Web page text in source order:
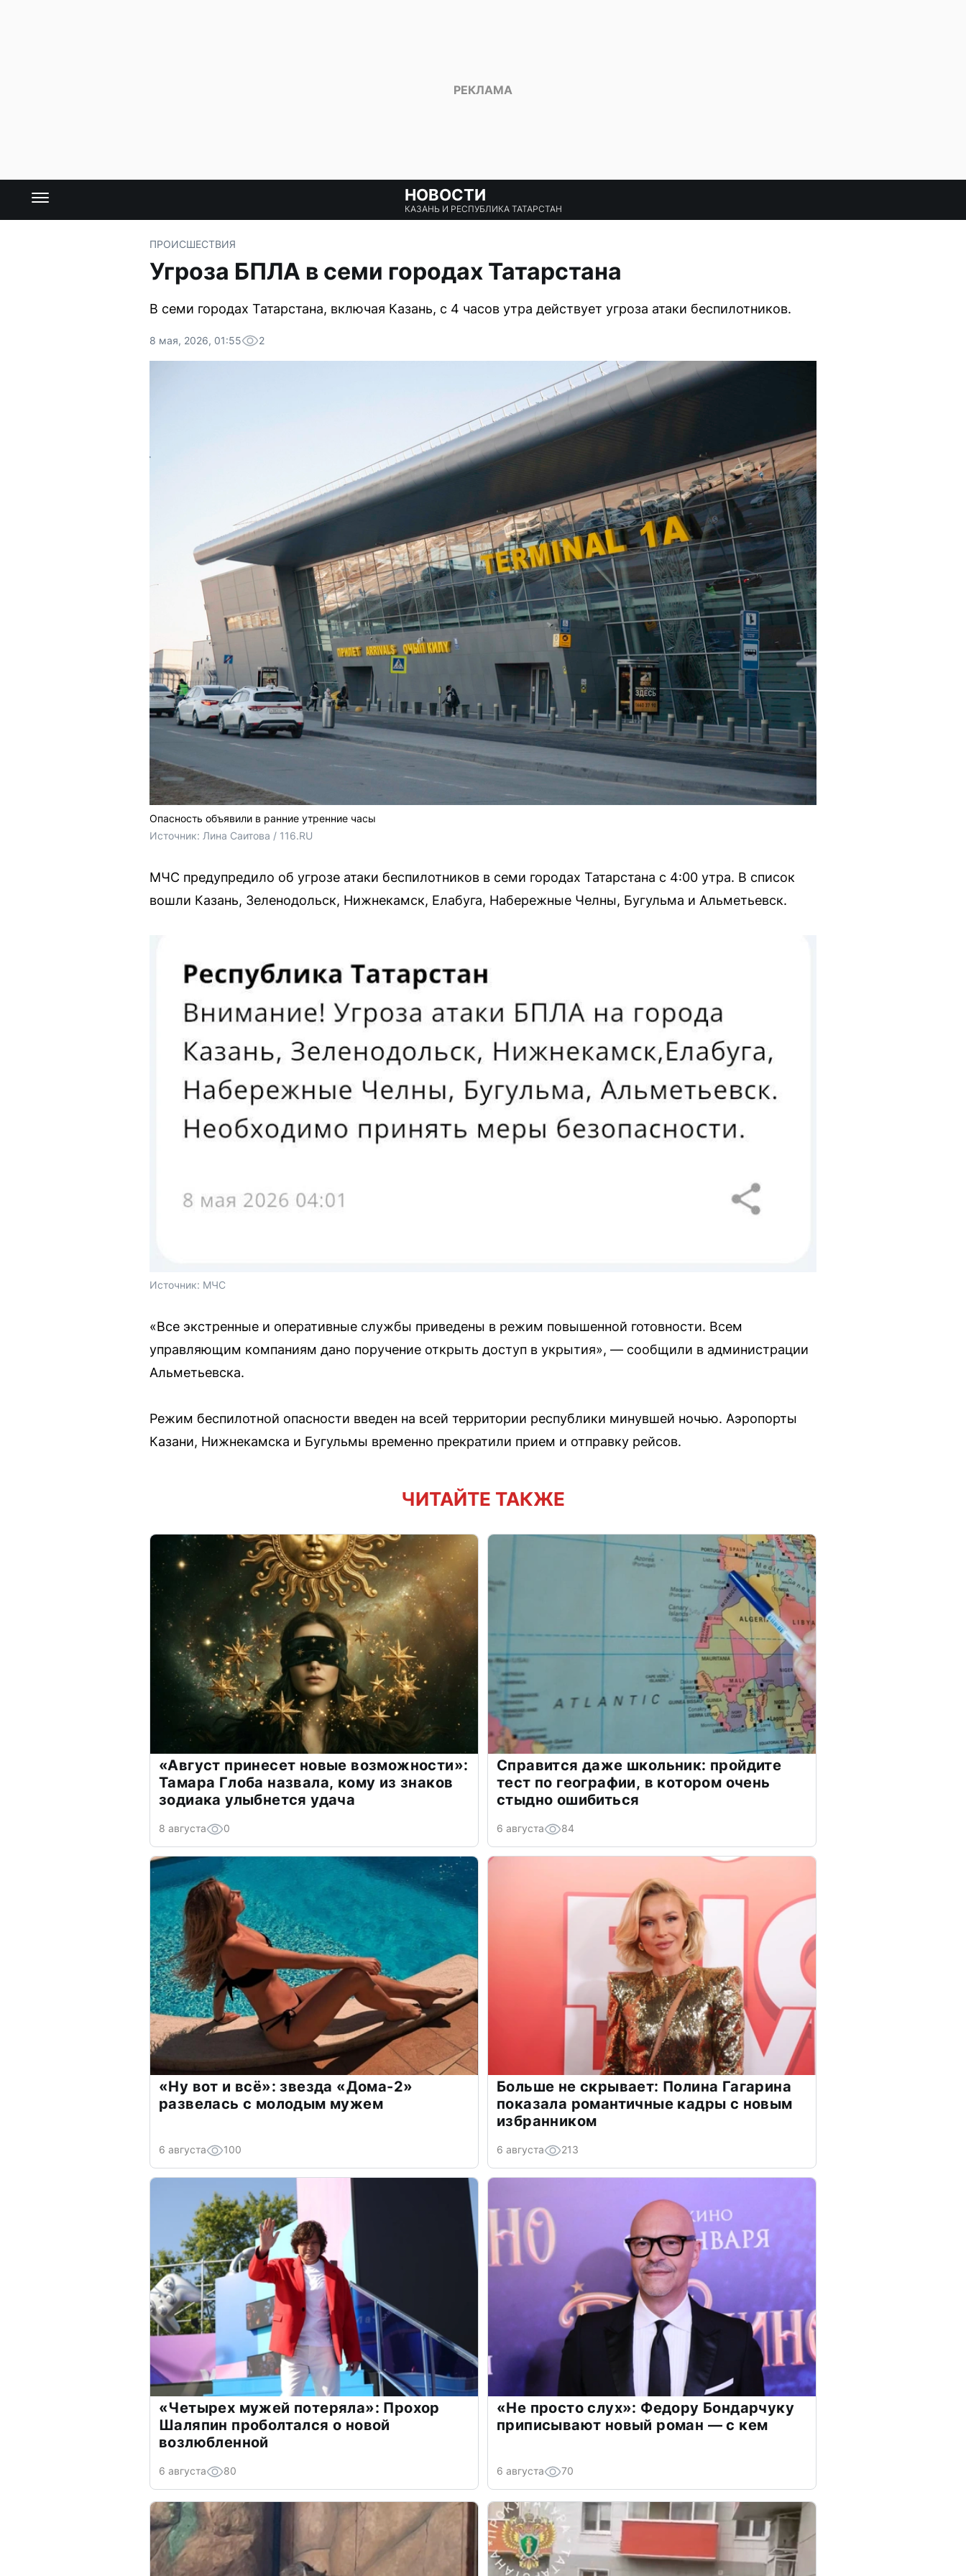
НОВОСТИ
КАЗАНЬ И РЕСПУБЛИКА ТАТАРСТАН
ПРОИСШЕСТВИЯ
Угроза БПЛА в семи городах Татарстана
В семи городах Татарстана, включая Казань, с 4 часов утра действует угроза атаки беспилотников.
8 мая, 2026, 01:55 2
Опасность объявили в ранние утренние часы
Источник: Лина Саитова / 116.RU
МЧС предупредило об угрозе атаки беспилотников в семи городах Татарстана с 4:00 утра. В список
вошли Казань, Зеленодольск, Нижнекамск, Елабуга, Набережные Челны, Бугульма и Альметьевск.
Источник: МЧС
«Все экстренные и оперативные службы приведены в режим повышенной готовности. Всем
управляющим компаниям дано поручение открыть доступ в укрытия», — сообщили в администрации
Альметьевска.
Режим беспилотной опасности введен на всей территории республики минувшей ночью. Аэропорты
Казани, Нижнекамска и Бугульмы временно прекратили прием и отправку рейсов.
ЧИТАЙТЕ ТАКЖЕ
«Август принесет новые возможности»:
Тамара Глоба назвала, кому из знаков
зодиака улыбнется удача
8 августа 0
Справится даже школьник: пройдите
тест по географии, в котором очень
стыдно ошибиться
6 августа 84
«Ну вот и всё»: звезда «Дома-2»
развелась с молодым мужем
6 августа 100
Больше не скрывает: Полина Гагарина
показала романтичные кадры с новым
избранником
6 августа 213
«Четырех мужей потеряла»: Прохор
Шаляпин проболтался о новой
возлюбленной
6 августа 80
«Не просто слух»: Федору Бондарчуку
приписывают новый роман — с кем
6 августа 70